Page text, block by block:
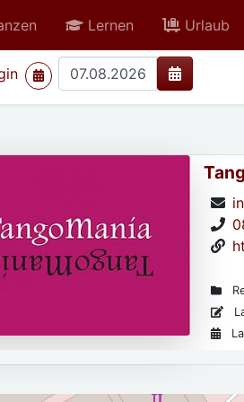
Lernen Urlaub
>